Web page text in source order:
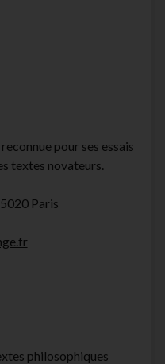
pour ses essais
textes novateurs.
Paris
philosophiques